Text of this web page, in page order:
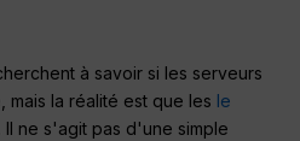
à savoir si les serveurs
mais la réalité est que les le
. Il ne s'agit pas d'une simple